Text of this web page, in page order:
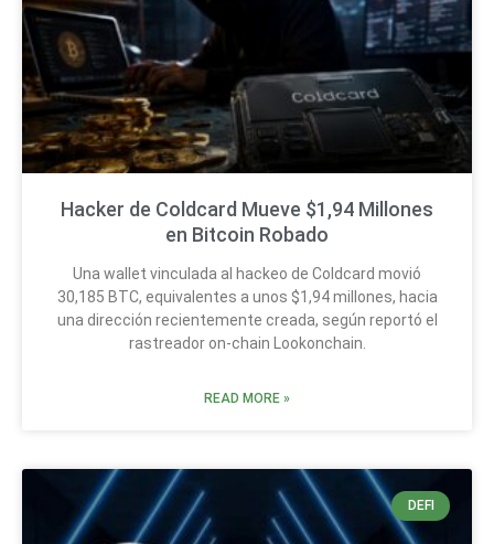
Hacker de Coldcard Mueve $1,94 Millones
en Bitcoin Robado
Una wallet vinculada al hackeo de Coldcard movió
30,185 BTC, equivalentes a unos $1,94 millones, hacia
una dirección recientemente creada, según reportó el
rastreador on-chain Lookonchain.
READ MORE »
DEFI